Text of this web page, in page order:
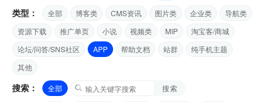
类型： 全部 博客类 CMS资讯 图片类 企业类
导航类
资源下载
推广单页 小说 视频类 MIP
淘宝客/商城
论坛/问答/SNS社区
APP 帮助文档 站群
纯手机主题
其他
搜索： 全部 搜索